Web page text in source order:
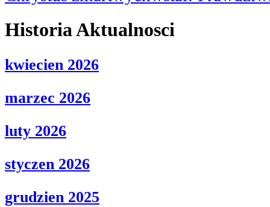
Historia Aktualnosci
kwiecien 2026
marzec 2026
luty 2026
styczen 2026
grudzien 2025